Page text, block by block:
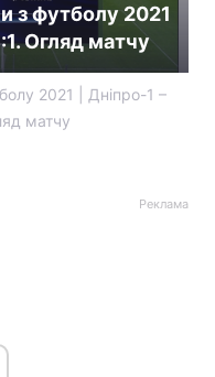
з футболу 2021
Огляд матчу
2021 | Дніпро-1 –
матчу
Реклама